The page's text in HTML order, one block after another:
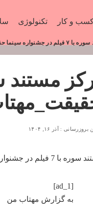
و کار تکنولوژی
حقیقت_مهتاب من
: آذر ۱۶, ۱۴۰۴
[ad_1]
به گزارش مهتاب من